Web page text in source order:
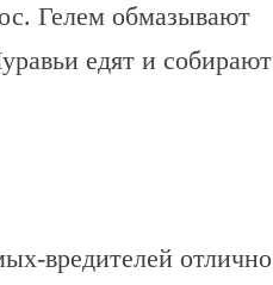
Гелем обмазывают
едят и собирают
вредителей отлично